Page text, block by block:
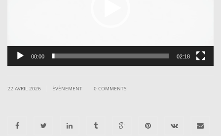
00:00 02:18
22 AVRIL 2026 ÉVÉNEMENT 0 COMMENTS